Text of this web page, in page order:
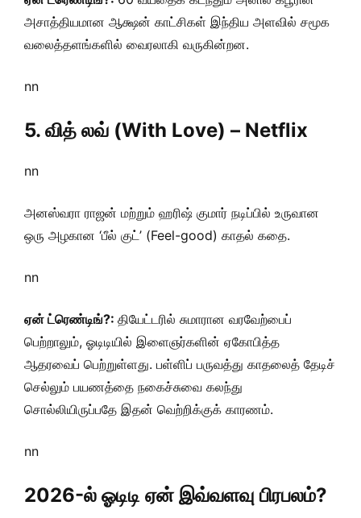
அசாத்தியமான ஆக்ஷன் காட்சிகள் இந்திய அளவில் சமூக
வலைத்தளங்களில் வைரலாகி வருகின்றன.
nn
5. வித் லவ் (With Love) – Netflix
nn
அனஸ்வரா ராஜன் மற்றும் ஹரிஷ் குமார் நடிப்பில் உருவான
ஒரு அழகான ‘பீல் குட்’ (Feel-good) காதல் கதை.
nn
ஏன் ட்ரெண்டிங்?: தியேட்டரில் சுமாரான வரவேற்பைப்
பெற்றாலும், ஓடிடியில் இளைஞர்களின் ஏகோபித்த
ஆதரவைப் பெற்றுள்ளது. பள்ளிப் பருவத்து காதலைத் தேடிச்
செல்லும் பயணத்தை நகைச்சுவை கலந்து
சொல்லியிருப்பதே இதன் வெற்றிக்குக் காரணம்.
nn
2026-ல் ஓடிடி ஏன் இவ்வளவு பிரபலம்?